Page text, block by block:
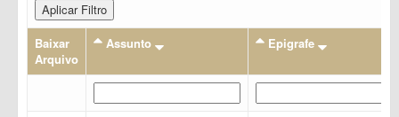
Aplicar Filtro
Baixar
Arquivo
Assunto Epigrafe